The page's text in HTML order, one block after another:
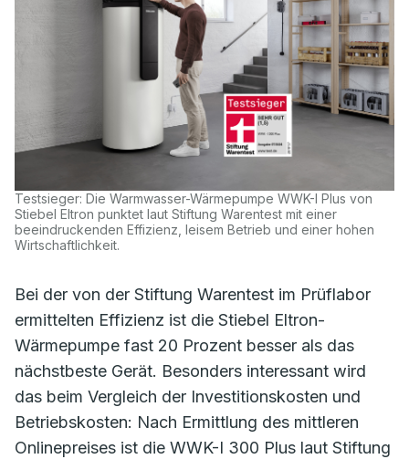
Testsieger: Die Warmwasser-Wärmepumpe WWK-I Plus von
Stiebel Eltron punktet laut Stiftung Warentest mit einer
beeindruckenden Effizienz, leisem Betrieb und einer hohen
Wirtschaftlichkeit.
Bei der von der Stiftung Warentest im Prüflabor
ermittelten Effizienz ist die Stiebel Eltron-
Wärmepumpe fast 20 Prozent besser als das
nächstbeste Gerät. Besonders interessant wird
das beim Vergleich der Investitionskosten und
Betriebskosten: Nach Ermittlung des mittleren
Onlinepreises ist die WWK-I 300 Plus laut Stiftung